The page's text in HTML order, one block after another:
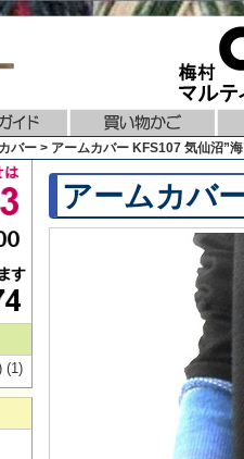
バー > アームカバー KFS107 気仙沼”
アームカバ
(1)